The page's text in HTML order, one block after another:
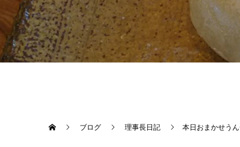
ブログ 理事長日記 本日おまかせう